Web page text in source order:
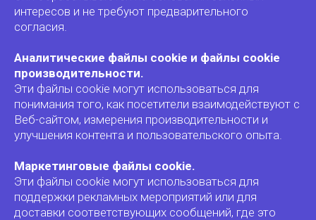
интересов и не требуют предварительного
согласия.
Аналитические файлы cookie и файлы cookie
производительности.
Эти файлы cookie могут использоваться для
понимания того, как посетители взаимодействуют с
Веб-сайтом, измерения производительности и
улучшения контента и пользовательского опыта.
Маркетинговые файлы cookie.
Эти файлы cookie могут использоваться для
поддержки рекламных мероприятий или для
доставки соответствующих сообщений, где это